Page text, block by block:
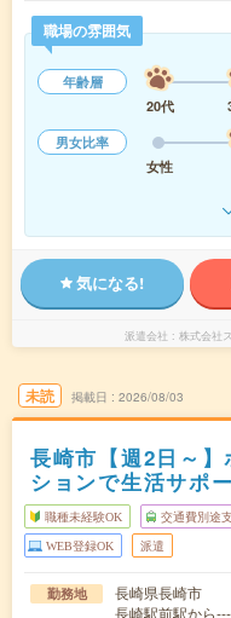
職場の雰囲気
年齢層
20代
男女比率
女性
気になる!
派遣会社 株式会社
未読 掲載日 2026/08/03
長崎市【週2日～
ションで生活サポ
職種未経験OK 交通費別途
WEB登録OK 派遣
勤務地
長崎県長崎市
長崎駅前駅から